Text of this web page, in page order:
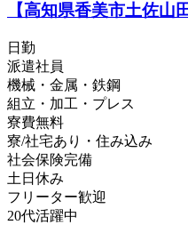
【高知県香美市土佐
日勤
派遣社員
機械・金属・鉄鋼
組立・加工・プレス
寮費無料
寮/社宅あり・住み込み
社会保険完備
土日休み
フリーター歓迎
20代活躍中